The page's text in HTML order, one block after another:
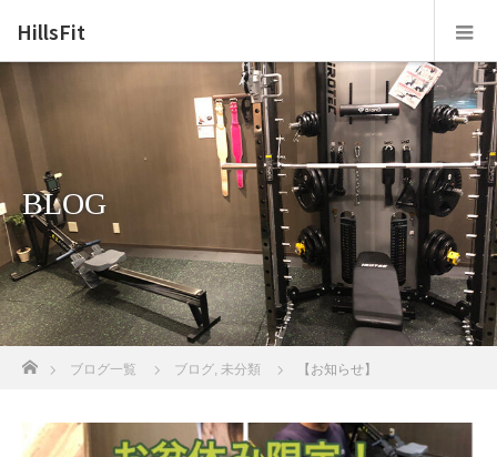
HillsFit
BLOG
ブログ一覧 ブログ, 未分類 【お知らせ】